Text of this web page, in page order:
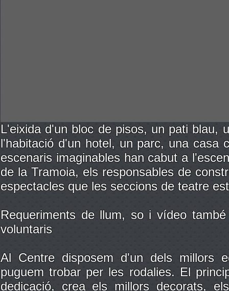
L'eixida d'un bloc de pisos, un pati blau,
l'habitació d'un hotel, un parc, una casa
escenaris imaginables han cabut a
de la Tramoia, els responsables de
espectacles que les seccions de teatre
Requeriments de llum, so i vídeo
voluntaris
Al Centre disposem d'un dels millors
puguem trobar per les rodalies. El
dedicació, crea els millors decorats,